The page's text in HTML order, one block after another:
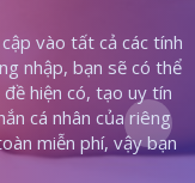
vào tất cả các tính
nhập, bạn sẽ có thể
hiện có, tạo uy tín
cá nhân của riêng
miễn phí, vậy bạn